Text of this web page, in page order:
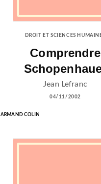
DROIT ET SCIENCES
Comprendre
Jean Lefranc
04/11/2002
ARMAND COLIN